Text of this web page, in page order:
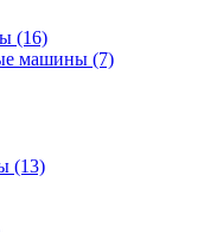
(16)
машины (7)
(13)